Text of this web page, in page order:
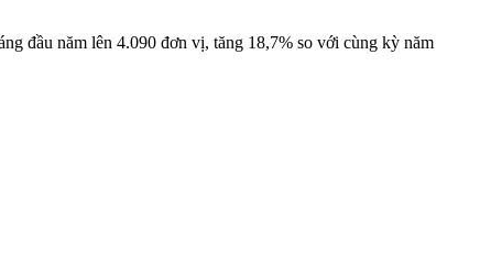
đầu năm lên 4.090 đơn vị, tăng 18,7% so với cùng kỳ năm